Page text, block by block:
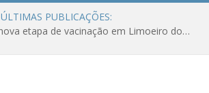
ÚLTIMAS PUBLICAÇÕES:
Amanhã começa nova etapa de vacinação em Limoeiro do Ajuru para idosos com 65 ou mais